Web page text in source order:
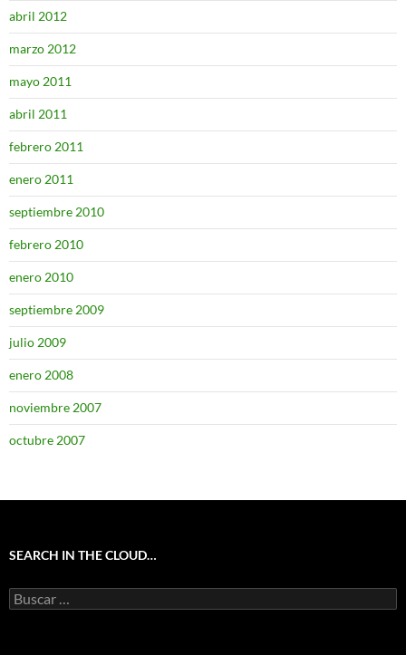
abril 2012
marzo 2012
mayo 2011
abril 2011
febrero 2011
enero 2011
septiembre 2010
febrero 2010
enero 2010
septiembre 2009
julio 2009
enero 2008
noviembre 2007
octubre 2007
SEARCH IN THE CLOUD…
Buscar: